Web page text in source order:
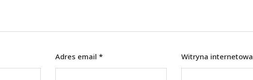
Adres email * Witryna internetowa